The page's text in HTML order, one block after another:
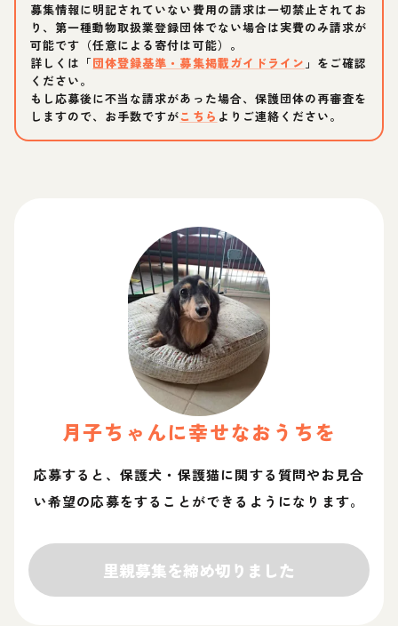
募集情報に明記されていない費用の請求は一切禁止されてお
り、第一種動物取扱業登録団体でない場合は実費のみ請求が
可能です（任意による寄付は可能）。
詳しくは「団体登録基準・募集掲載ガイドライン 」をご確認
ください。
もし応募後に不当な請求があった場合、保護団体の再審査を
しますので、お手数ですがこちら よりご連絡ください。
月子ちゃんに幸せなおうちを
応募すると、保護犬・保護猫に関する質問やお見合
い希望の応募をすることができるようになります。
里親募集を締め切りました